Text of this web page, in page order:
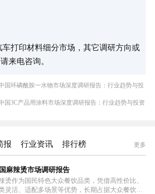
车打印材料细分市场，其它调研方向或
来电咨询。
国环磷酰胺一水物市场深度调研报告：行业趋势与投
国3C产品用涂料市场深度调研报告：行业趋势与投资
报 行业资讯 排行榜 更多
麻辣烫市场调研报告
烫作为国民特色大众餐饮品类，凭借高性价比、
灵活、适配多场景等优势，长期占据大众餐饮重